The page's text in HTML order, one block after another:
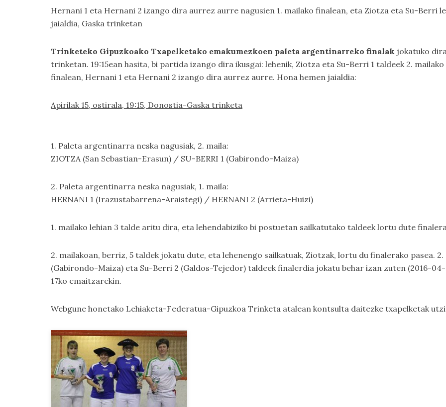
Hernani 1 eta Hernani 2 izango dira aurrez aurre nagusien 1. mailako finalean, eta Ziotza eta Su-Berri
jaialdia, Gaska trinketan
Trinketeko Gipuzkoako Txapelketako emakumezkoen paleta argentinarreko finalak jokatuko
trinketan. 19:15ean hasita, bi partida izango dira ikusgai: lehenik, Ziotza eta Su-Berri 1 taldeek 2.
finalean, Hernani 1 eta Hernani 2 izango dira aurrez aurre. Hona hemen jaialdia:
Apirilak 15, ostirala, 19:15, Donostia-Gaska trinketa
1. Paleta argentinarra neska nagusiak, 2. maila:
ZIOTZA (San Sebastian-Erasun) / SU-BERRI 1 (Gabirondo-Maiza)
2. Paleta argentinarra neska nagusiak, 1. maila:
HERNANI 1 (Irazustabarrena-Araistegi) / HERNANI 2 (Arrieta-Huizi)
1. mailako lehian 3 talde aritu dira, eta lehendabiziko bi postuetan sailkatutako taldeek lortu dute
2. mailakoan, berriz, 5 taldek jokatu dute, eta lehenengo sailkatuak, Ziotzak, lortu du finalerako pasea.
(Gabirondo-Maiza) eta Su-Berri 2 (Galdos-Tejedor) taldeek finalerdia jokatu behar izan zuten (2016-
17ko emaitzarekin.
Webgune honetako Lehiaketa-Federatua-Gipuzkoa Trinketa atalean kontsulta daitezke txapelketak